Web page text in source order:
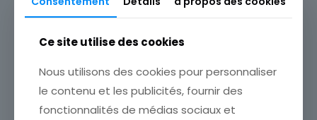
Historique, Culturel
Type
Carte postale
Produits similaires
Ce site utilise des cookies
Nous utilisons des cookies pour personnaliser
le contenu et les publicités, fournir des
fonctionnalités de médias sociaux et